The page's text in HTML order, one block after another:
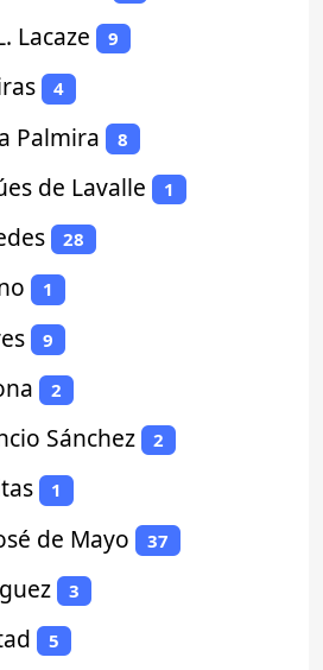
Lacaze 9
4
Palmira 8
de Lavalle 1
28
1
9
2
Sánchez 2
1
de Mayo 37
3
5